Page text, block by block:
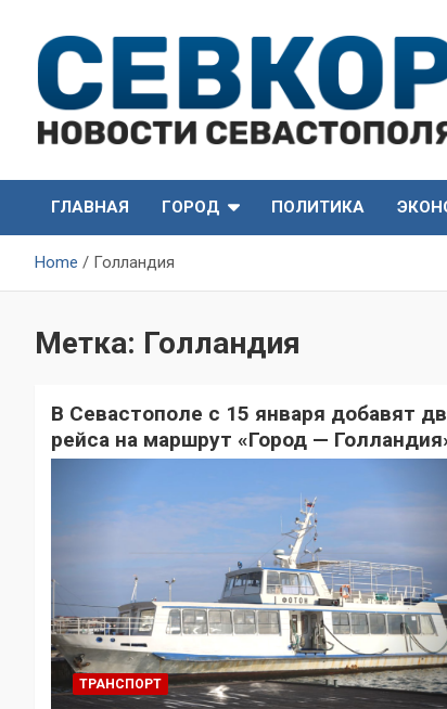
content
СевКор — Новости
Севастополя
Севастополя
ГЛАВНАЯ
ГОРОД ПОЛИТИКА
Home Голландия
Метка: Голландия
В Севастополе с 15 января добавят
рейса на маршрут «Город —
ТРАНСПОРТ